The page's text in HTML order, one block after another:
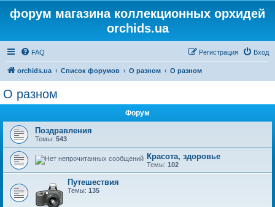
форум магазина коллекционных орхидей
orchids.ua
FAQ Вход
Регистрация
orchids.ua Список форумов О разном О разном
О разном
Форум
Поздравления
Темы: 543
Красота, здоровье
Темы: 102
Путешествия
Темы: 135